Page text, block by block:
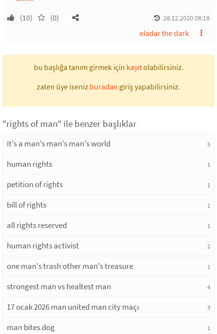
(10) (0) 28.12.2020 08:18
eladar the dark
bu başlığa tanım girmek için kayıtolabilirsiniz.
zaten üye iseniz buradan giriş yapabilirsiniz.
"rights of man" ile benzer başlıklar
it's a man's man's man's world 5
human rights 1
petition of rights 1
bill of rights 1
all rights reserved 1
human rights activist 2
one man's trash other man's treasure 1
strongest man vs healtest man 4
17 ocak 2026 man united man city maçı 3
man bites dog 1